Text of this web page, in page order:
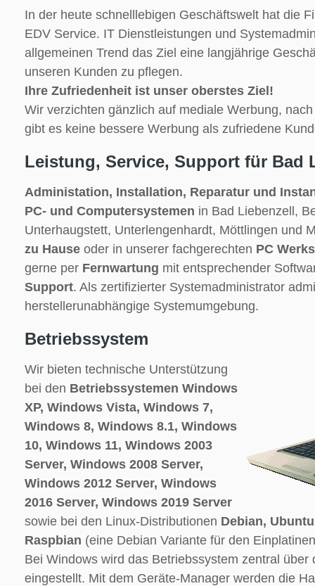
In der heute schnelllebigen Geschäftswelt hat die
EDV Service. IT Dienstleistungen und
allgemeinen Trend das Ziel eine langjährige
unseren Kunden zu pflegen.
Ihre Zufriedenheit ist unser oberstes Ziel!
Wir verzichten gänzlich auf mediale Werbung,
gibt es keine bessere Werbung als zufriedene
Leistung, Service, Support für Bad
Administation, Installation, Reparatur und
PC- und Computersystemen in Bad Liebenzell,
Unterhaugstett, Unterlengenhardt, Möttlingen und
zu Hause oder in unserer fachgerechten PC
gerne per Fernwartung mit entsprechender
Support. Als zertifizierter Systemadministrator
herstellerunabhängige Systemumgebung.
Betriebssystem
Wir bieten technische Unterstützung
bei den Betriebssystemen Windows
XP, Windows Vista, Windows 7,
Windows 8, Windows 8.1, Windows
10, Windows 11, Windows 2003
Server, Windows 2008 Server,
Windows 2012 Server, Windows
2016 Server, Windows 2019 Server
sowie bei den Linux-Distributionen Debian,
Raspbian (eine Debian Variante für den
Bei Windows wird das Betriebssystem zentral über
eingestellt. Mit dem Geräte-Manager werden die